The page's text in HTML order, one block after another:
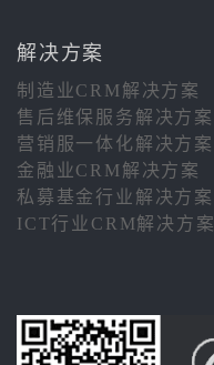
解决方案
制造业CRM解决方案
售后维保服务解决方案
营销服一体化解决方案
金融业CRM解决方案
私募基金行业解决方案
ICT行业CRM解决方案